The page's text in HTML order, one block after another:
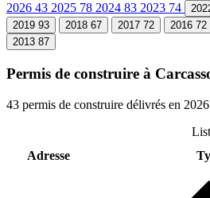
2026 43 2025 78 2024 83 2023 74
2019 93 2018 67 2017 72 2016 72
2013 87
Permis de construire à
43 permis de construire délivrés en 2026
Adresse